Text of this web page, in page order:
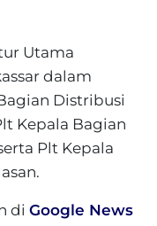
Utama
dalam
Distribusi
Kepala Bagian
Plt Kepala
di Google News